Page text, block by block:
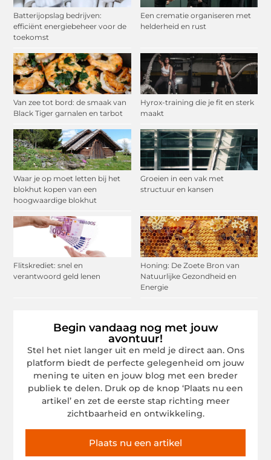
Batterijopslag bedrijven:
efficiënt energiebeheer voor de
toekomst
Een crematie organiseren met
helderheid en rust
Van zee tot bord: de smaak van
Black Tiger garnalen en tarbot
Hyrox-training die je fit en sterk
maakt
Waar je op moet letten bij het
blokhut kopen van een
hoogwaardige blokhut
Groeien in een vak met
structuur en kansen
Flitskrediet: snel en
verantwoord geld lenen
Honing: De Zoete Bron van
Natuurlijke Gezondheid en
Energie
Begin vandaag nog met jouw
avontuur!
Stel het niet langer uit en meld je direct aan. Ons
platform biedt de perfecte gelegenheid om jouw
mening te uiten en jouw blog met een breder
publiek te delen. Druk op de knop ‘Plaats nu een
artikel’ en zet de eerste stap richting meer
zichtbaarheid en ontwikkeling.
Plaats nu een artikel